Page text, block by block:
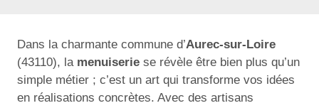
Dans la charmante commune d’Aurec-sur-Loire
(43110), la menuiserie se révèle être bien plus qu’un
simple métier ; c’est un art qui transforme vos idées
en réalisations concrètes. Avec des artisans